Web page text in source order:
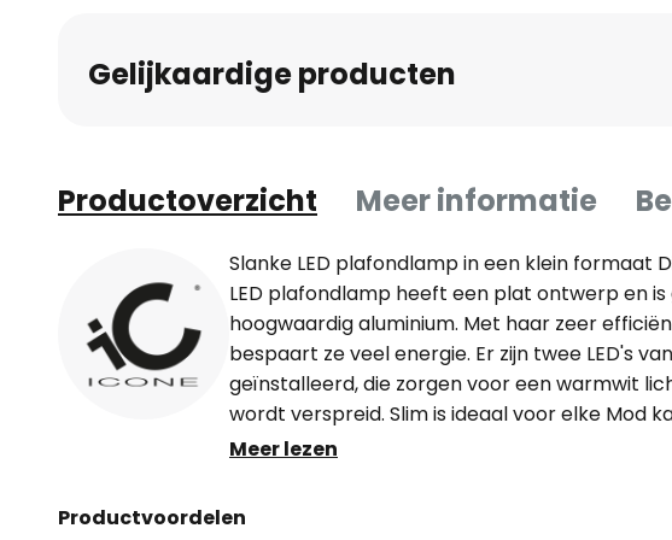
Gelijkaardige producten
Productoverzicht Meer informatie
Slanke LED plafondlamp in een klein formaat
LED plafondlamp heeft een plat ontwerp en
hoogwaardig aluminium. Met haar zeer
bespaart ze veel energie. Er zijn twee LED's
geïnstalleerd, die zorgen voor een warmwit
wordt verspreid. Slim is ideaal voor elke Mod
discrete lichtbron nodig heeft. Die
Meer lezen
Productvoordelen